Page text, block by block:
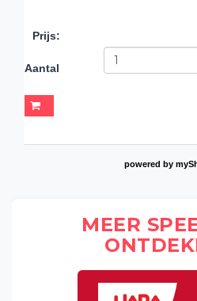
Prijs:
Aantal
powered by
MEER